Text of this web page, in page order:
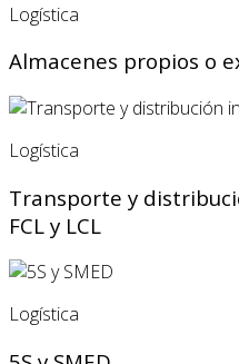
Logística
Almacenes propios o
Logística
Transporte y
FCL y LCL
Logística